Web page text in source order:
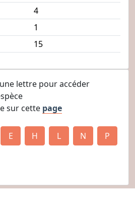
4
1
15
lettre pour accéder
sur cette page
E H L N P